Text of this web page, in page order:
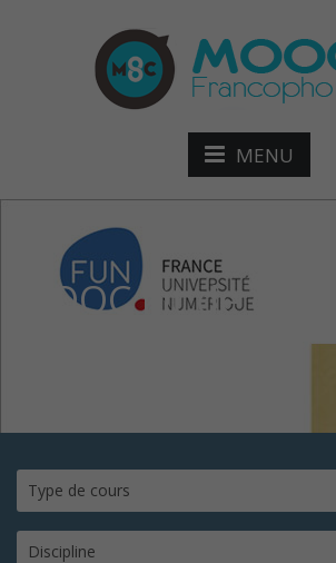
MENU
MOOC kit de
Type de cours
Discipline